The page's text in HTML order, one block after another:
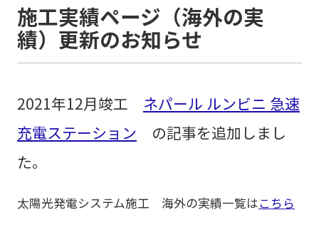
施工実績ページ（海外の実
績）更新のお知らせ
2021年12月竣工 ネパール ルンビニ 急速
充電ステーション の記事を追加しまし
た。
太陽光発電システム施工 海外の実績一覧はこちら